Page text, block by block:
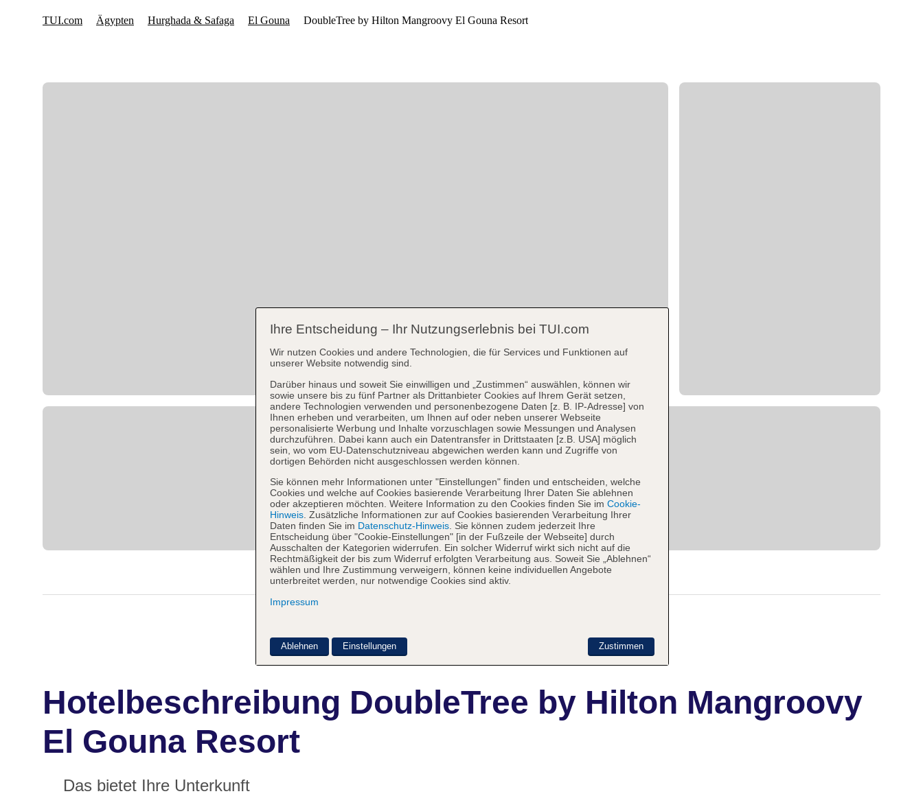
Hotelbeschreibung DoubleTree by Hilton Mangroovy
El Gouna Resort
Das bietet Ihre Unterkunft
Ihre Entscheidung – Ihr Nutzungserlebnis bei TUI.com
Wir nutzen Cookies und andere Technologien, die für Services und Funktionen auf
unserer Website notwendig sind.
Darüber hinaus und soweit Sie einwilligen und „Zustimmen“ auswählen, können wir
sowie unsere bis zu fünf Partner als Drittanbieter Cookies auf Ihrem Gerät setzen,
andere Technologien verwenden und personenbezogene Daten [z. B. IP-Adresse] von
Ihnen erheben und verarbeiten, um Ihnen auf oder neben unserer Webseite
personalisierte Werbung und Inhalte vorzuschlagen sowie Messungen und Analysen
durchzuführen. Dabei kann auch ein Datentransfer in Drittstaaten [z.B. USA] möglich
sein, wo vom EU-Datenschutzniveau abgewichen werden kann und Zugriffe von
dortigen Behörden nicht ausgeschlossen werden können.
Sie können mehr Informationen unter "Einstellungen" finden und entscheiden, welche
Cookies und welche auf Cookies basierende Verarbeitung Ihrer Daten Sie ablehnen
oder akzeptieren möchten. Weitere Information zu den Cookies finden Sie im Cookie-
Hinweis . Zusätzliche Informationen zur auf Cookies basierenden Verarbeitung Ihrer
Daten finden Sie im Datenschutz-Hinweis . Sie können zudem jederzeit Ihre
Entscheidung über "Cookie-Einstellungen" [in der Fußzeile der Webseite] durch
Ausschalten der Kategorien widerrufen. Ein solcher Widerruf wirkt sich nicht auf die
Rechtmäßigkeit der bis zum Widerruf erfolgten Verarbeitung aus. Soweit Sie „Ablehnen“
wählen und Ihre Zustimmung verweigern, können keine individuellen Angebote
unterbreitet werden, nur notwendige Cookies sind aktiv.
Impressum
Zustimmen
Ablehnen Einstellungen